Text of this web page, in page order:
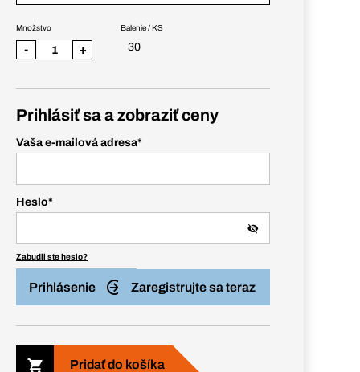
Balenie / KS
30
Množstvo
- +
Prihlásiť sa a zobraziť ceny
Vaša e-mailová adresa*
Heslo*
Zabudli ste heslo?
Prihlásenie Zaregistrujte sa teraz
Pridať do košíka